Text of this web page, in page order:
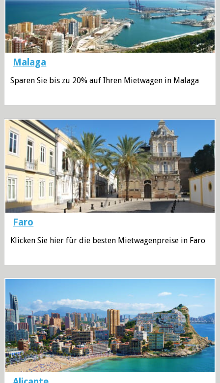
Malaga
Sparen Sie bis zu 20% auf Ihren Mietwagen in Malaga
Faro
Klicken Sie hier für die besten Mietwagenpreise in Faro